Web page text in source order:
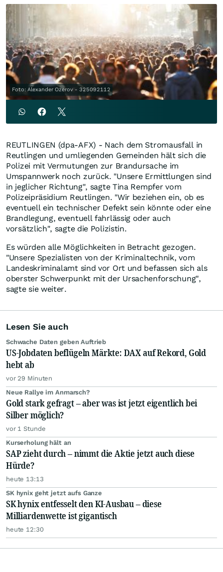
Foto: Alexander Ozerov - 325092112
REUTLINGEN (dpa-AFX) - Nach dem Stromausfall in
Reutlingen und umliegenden Gemeinden hält sich die
Polizei mit Vermutungen zur Brandursache im
Umspannwerk noch zurück. "Unsere Ermittlungen sind
in jeglicher Richtung", sagte Tina Rempfer vom
Polizeipräsidium Reutlingen. "Wir beziehen ein, ob es
eventuell ein technischer Defekt sein könnte oder eine
Brandlegung, eventuell fahrlässig oder auch
vorsätzlich", sagte die Polizistin.
Es würden alle Möglichkeiten in Betracht gezogen.
"Unsere Spezialisten von der Kriminaltechnik, vom
Landeskriminalamt sind vor Ort und befassen sich als
oberster Schwerpunkt mit der Ursachenforschung",
sagte sie weiter.
Lesen Sie auch
Schwache Daten geben Auftrieb
US-Jobdaten beflügeln Märkte: DAX auf Rekord, Gold
hebt ab
vor 29 Minuten
Neue Rallye im Anmarsch?
Gold stark gefragt – aber was ist jetzt eigentlich bei
Silber möglich?
vor 1 Stunde
Kurserholung hält an
SAP zieht durch – nimmt die Aktie jetzt auch diese
Hürde?
heute 13:13
SK hynix geht jetzt aufs Ganze
SK hynix entfesselt den KI-Ausbau – diese
Milliardenwette ist gigantisch
heute 12:30